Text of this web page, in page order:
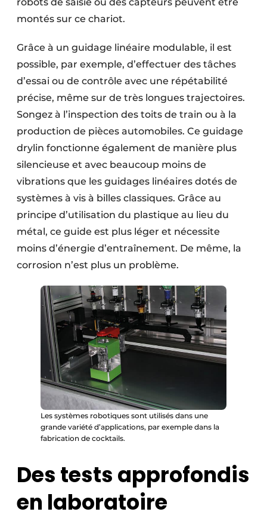
robots de saisie ou des capteurs peuvent être
montés sur ce chariot.
Grâce à un guidage linéaire modulable, il est
possible, par exemple, d’effectuer des tâches
d’essai ou de contrôle avec une répétabilité
précise, même sur de très longues trajectoires.
Songez à l’inspection des toits de train ou à la
production de pièces automobiles. Ce guidage
drylin fonctionne également de manière plus
silencieuse et avec beaucoup moins de
vibrations que les guidages linéaires dotés de
systèmes à vis à billes classiques. Grâce au
principe d’utilisation du plastique au lieu du
métal, ce guide est plus léger et nécessite
moins d’énergie d’entraînement. De même, la
corrosion n’est plus un problème.
Les systèmes robotiques sont utilisés dans une
grande variété d’applications, par exemple dans la
fabrication de cocktails.
Des tests approfondis
en laboratoire